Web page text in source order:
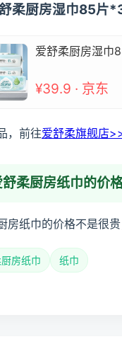
柔厨房湿巾85片
爱舒柔厨房湿巾
¥39.9 · 京东
，前往爱舒柔旗舰店
柔厨房纸巾的价
房纸巾的价格不是很
房纸巾 纸巾